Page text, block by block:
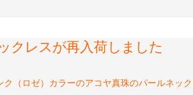
クレスが再入荷しました
（ロゼ）カラーのアコヤ真珠のパールネッ